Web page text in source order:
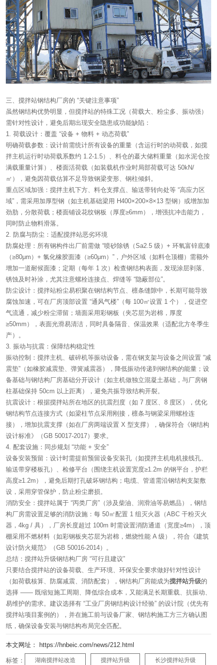
三、搅拌站钢结构厂房的 “关键注意事项”
虽然钢结构优势明显，但搅拌站的特殊工况（荷载大、粉尘多、振动强）
需针对性设计，避免后期出现安全隐患或功能缺陷：
1. 荷载设计：覆盖 “设备 + 物料 + 动态荷载”
明确荷载参数：设计前需统计所有设备的重量（含运行时的动荷载，如搅
拌主机运行时动荷载系数约 1.2-1.5）、料仓的蕞大储料重量（如水泥仓按
满载重量计算）、楼面活荷载（如装载机作业时局部荷载可达 50kN/
㎡），避免因荷载估算不足导致钢梁变形、钢柱倾斜。
重点区域加强：搅拌主机下方、料仓支撑点、输送带转向处等 “高应力区
域”，需采用加厚型钢（如主机基础梁用 H400×200×8×13 型钢）或增加加
劲肋，分散荷载；楼面铺设花纹钢板（厚度≥6mm），增强抗冲击能力，
同时防止物料滑落。
2. 防腐与防尘：适配搅拌站恶劣环境
防腐处理：所有钢构件出厂前需做 “喷砂除锈（Sa2.5 级）+ 环氧富锌底漆
（≥80μm）+ 氯化橡胶面漆（≥60μm）”，户外区域（如料仓顶棚）需额外
增加一道耐候面漆；定期（每年 1 次）检查钢结构表面，发现涂层剥落、
锈蚀及时补涂，尤其注意螺栓连接点、焊缝等 “隐蔽部位”。
防尘设计：搅拌站粉尘易积聚在钢结构节点、檩条缝隙中，长期可能导致
腐蚀加速，可在厂房顶部设置 “通风气楼”（每 100㎡设置 1 个），促进空
气流通，减少粉尘滞留；墙面采用彩钢板（夹芯层为岩棉，厚度
≥50mm），表面光滑易清洁，同时具备隔音、保温效果（适配北方冬季生
产）。
3. 振动与抗震：保障结构稳定性
振动控制：搅拌主机、破碎机等振动设备，需在钢支架与设备之间设置 “减
震垫”（如橡胶减震垫、弹簧减震器），降低振动传递到钢结构的能量；设
备基础与钢结构厂房基础分开设计（如主机做独立混凝土基础，与厂房钢
柱基础保持 50cm 以上距离），避免共振导致结构开裂。
抗震设计：根据搅拌站所在地区的抗震烈度（如 7 度区、8 度区），优化
钢结构节点连接方式（如梁柱节点采用刚接，檩条与钢梁采用螺栓连
接），增加抗震支撑（如在厂房两端设置 X 型支撑），确保符合《钢结构
设计标准》（GB 50017-2017）要求。
4. 配套设施：同步规划 “功能 + 安全”
设备安装预留：设计时需提前预留设备安装孔（如搅拌主机电机接线孔、
输送带穿楼板孔）、检修平台（围绕主机设置宽度≥1.2m 的钢平台，护栏
高度≥1.2m），避免后期打孔破坏钢结构；电缆、管道需沿钢结构支架敷
设，采用穿管保护，防止粉尘磨损。
消防安全：搅拌站属于 “丙类厂房”（涉及柴油、润滑油等易燃品），钢结
构厂房需设置足够的消防设施：每 50㎡配置 1 组灭火器（ABC 干粉灭火
器，4kg / 具），厂房长度超过 100m 时需设置消防通道（宽度≥4m），顶
棚采用不燃材料（如彩钢板夹芯层为岩棉，燃烧性能 A 级），符合《建筑
设计防火规范》（GB 50016-2014）。
总结：搅拌站升级钢结构厂房 “可行且建议”
只要结合搅拌站的设备荷载、生产环境、环保安全要求做好针对性设计
（如荷载核算、防腐减震、消防配套），钢结构厂房能成为搅拌站升级的
选择 —— 既缩短施工周期、降低综合成本，又能满足长期重载、抗振动、
易维护的需求。建议选择有 “工业厂房钢结构设计经验” 的设计院（优先有
搅拌站项目案例的），并在施工前与设备厂家、钢结构施工方三方确认图
纸，确保设备安装与钢结构布局完全匹配。
本文网址： https://hnbeic.com/news/212.html
标签： 湖南搅拌站改造 搅拌站升级 长沙搅拌站升级